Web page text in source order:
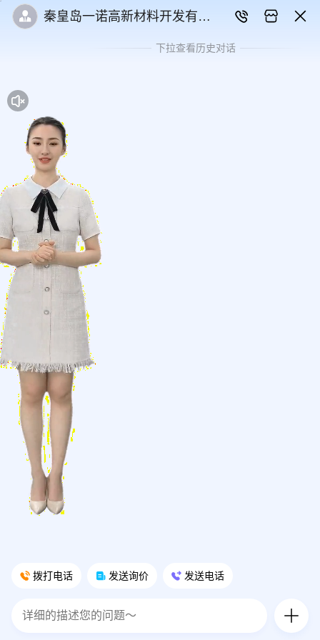
秦皇岛一诺高新材料开发有限
下拉查看历史对话
拨打电话 发送询价 发送电话